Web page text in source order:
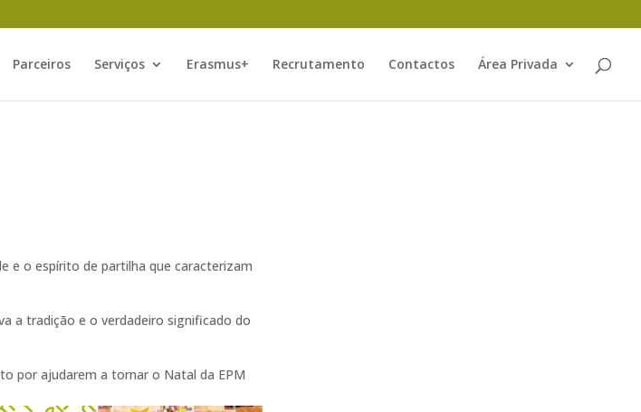
Parceiros Serviços Erasmus+ Recrutamento Contactos Área Privada
e o espírito de partilha que caracterizam
a tradição e o verdadeiro significado do
por ajudarem a tornar o Natal da EPM